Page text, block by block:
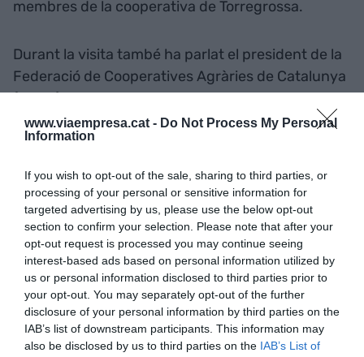
www.viaempresa.cat - Do Not Process My Personal
Information
If you wish to opt-out of the sale, sharing to third parties, or
processing of your personal or sensitive information for
targeted advertising by us, please use the below opt-out
section to confirm your selection. Please note that after your
opt-out request is processed you may continue seeing
interest-based ads based on personal information utilized by
us or personal information disclosed to third parties prior to
your opt-out. You may separately opt-out of the further
disclosure of your personal information by third parties on the
IAB’s list of downstream participants. This information may
also be disclosed by us to third parties on the IAB’s List of
membres de la cooperativa de Torregrossa.
Durant la visita també ha parlat el president de la
Federació de Cooperatives Agràries de Catalunya
(FCAC), Ramon Sarroca, que ha dit que els ajuts
permetran “enfortir les cooperatives agràries”. En
aquest sentit, ha destacat com a novetat que hi
incorporació de nous socis professionalitzats o
afavorir el relleu generacional.
AfegirVIA Empresa com a font preferida de
Google de forma gratuïta
Estigues informat amb les últimes notícies d'actualitat
ACTIVAR ARA